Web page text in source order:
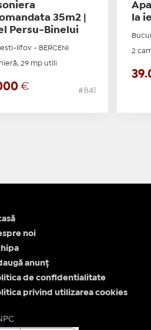
35m2 |
Persu-Binelui
Ilfov - BERCENI
29 mp utili
€ #841
la
2
noi
anunț
de confidentialitate
privind utilizarea cookies